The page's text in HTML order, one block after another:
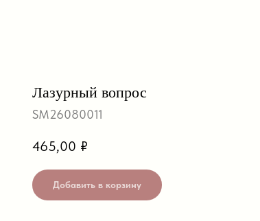
Лазурный вопрос
SM26080011
465,00 ₽
Добавить в корзину